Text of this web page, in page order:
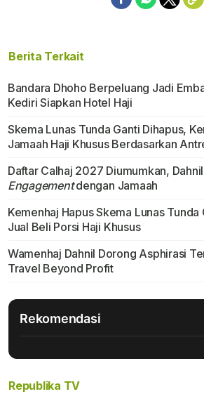
Berita Terkait
Bandara Dhoho Berpeluang Jadi
Kediri Siapkan Hotel Haji
Skema Lunas Tunda Ganti Dihapus,
Jamaah Haji Khusus Berdasarkan
Daftar Calhaj 2027 Diumumkan,
Engagementdengan Jamaah
Kemenhaj Hapus Skema Lunas Tunda
Jual Beli Porsi Haji Khusus
Wamenhaj Dahnil Dorong Asphirasi
Travel Beyond Profit
Rekomendasi
Republika TV